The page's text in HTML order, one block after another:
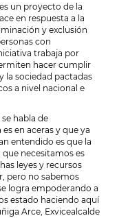
un proyecto de la
en respuesta a la
y exclusión
con
trabaja por
hacer cumplir
la sociedad pactadas
a nivel nacional e
habla de
en aceras y que ya
entendido es que la
necesitamos es
leyes y recursos
pero no sabemos
logra empoderando a
estado haciendo aquí
Arce, Exvicealcalde